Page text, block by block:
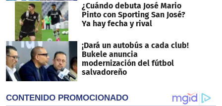
¿Cuándo debuta José Mario
Pinto con Sporting San José?
Ya hay fecha y rival
¡Dará un autobús a cada club!
Bukele anuncia
modernización del fútbol
salvadoreño